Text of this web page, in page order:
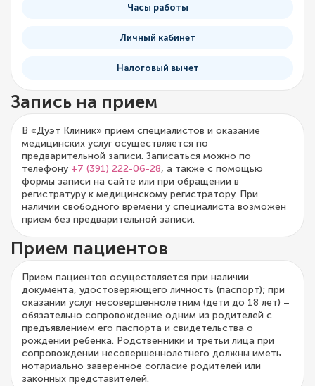
Часы работы
Личный кабинет
Налоговый вычет
Запись на прием
В «Дуэт Клиник» прием специалистов и оказание
медицинских услуг осуществляется по
предварительной записи. Записаться можно по
телефону +7 (391) 222-06-28, а также с помощью
формы записи на сайте или при обращении в
регистратуру к медицинскому регистратору. При
наличии свободного времени у специалиста возможен
прием без предварительной записи.
Прием пациентов
Прием пациентов осуществляется при наличии
документа, удостоверяющего личность (паспорт); при
оказании услуг несовершеннолетним (дети до 18 лет) –
обязательно сопровождение одним из родителей с
предъявлением его паспорта и свидетельства о
рождении ребенка. Родственники и третьи лица при
сопровождении несовершеннолетнего должны иметь
нотариально заверенное согласие родителей или
законных представителей.